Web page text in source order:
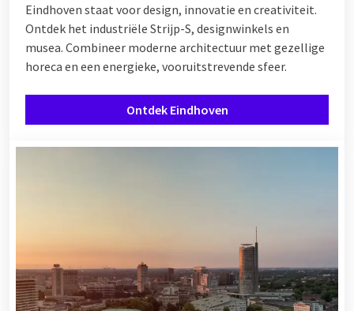
Eindhoven staat voor design, innovatie en creativiteit.
Ontdek het industriële Strijp-S, designwinkels en
musea. Combineer moderne architectuur met gezellige
horeca en een energieke, vooruitstrevende sfeer.
Ontdek Eindhoven